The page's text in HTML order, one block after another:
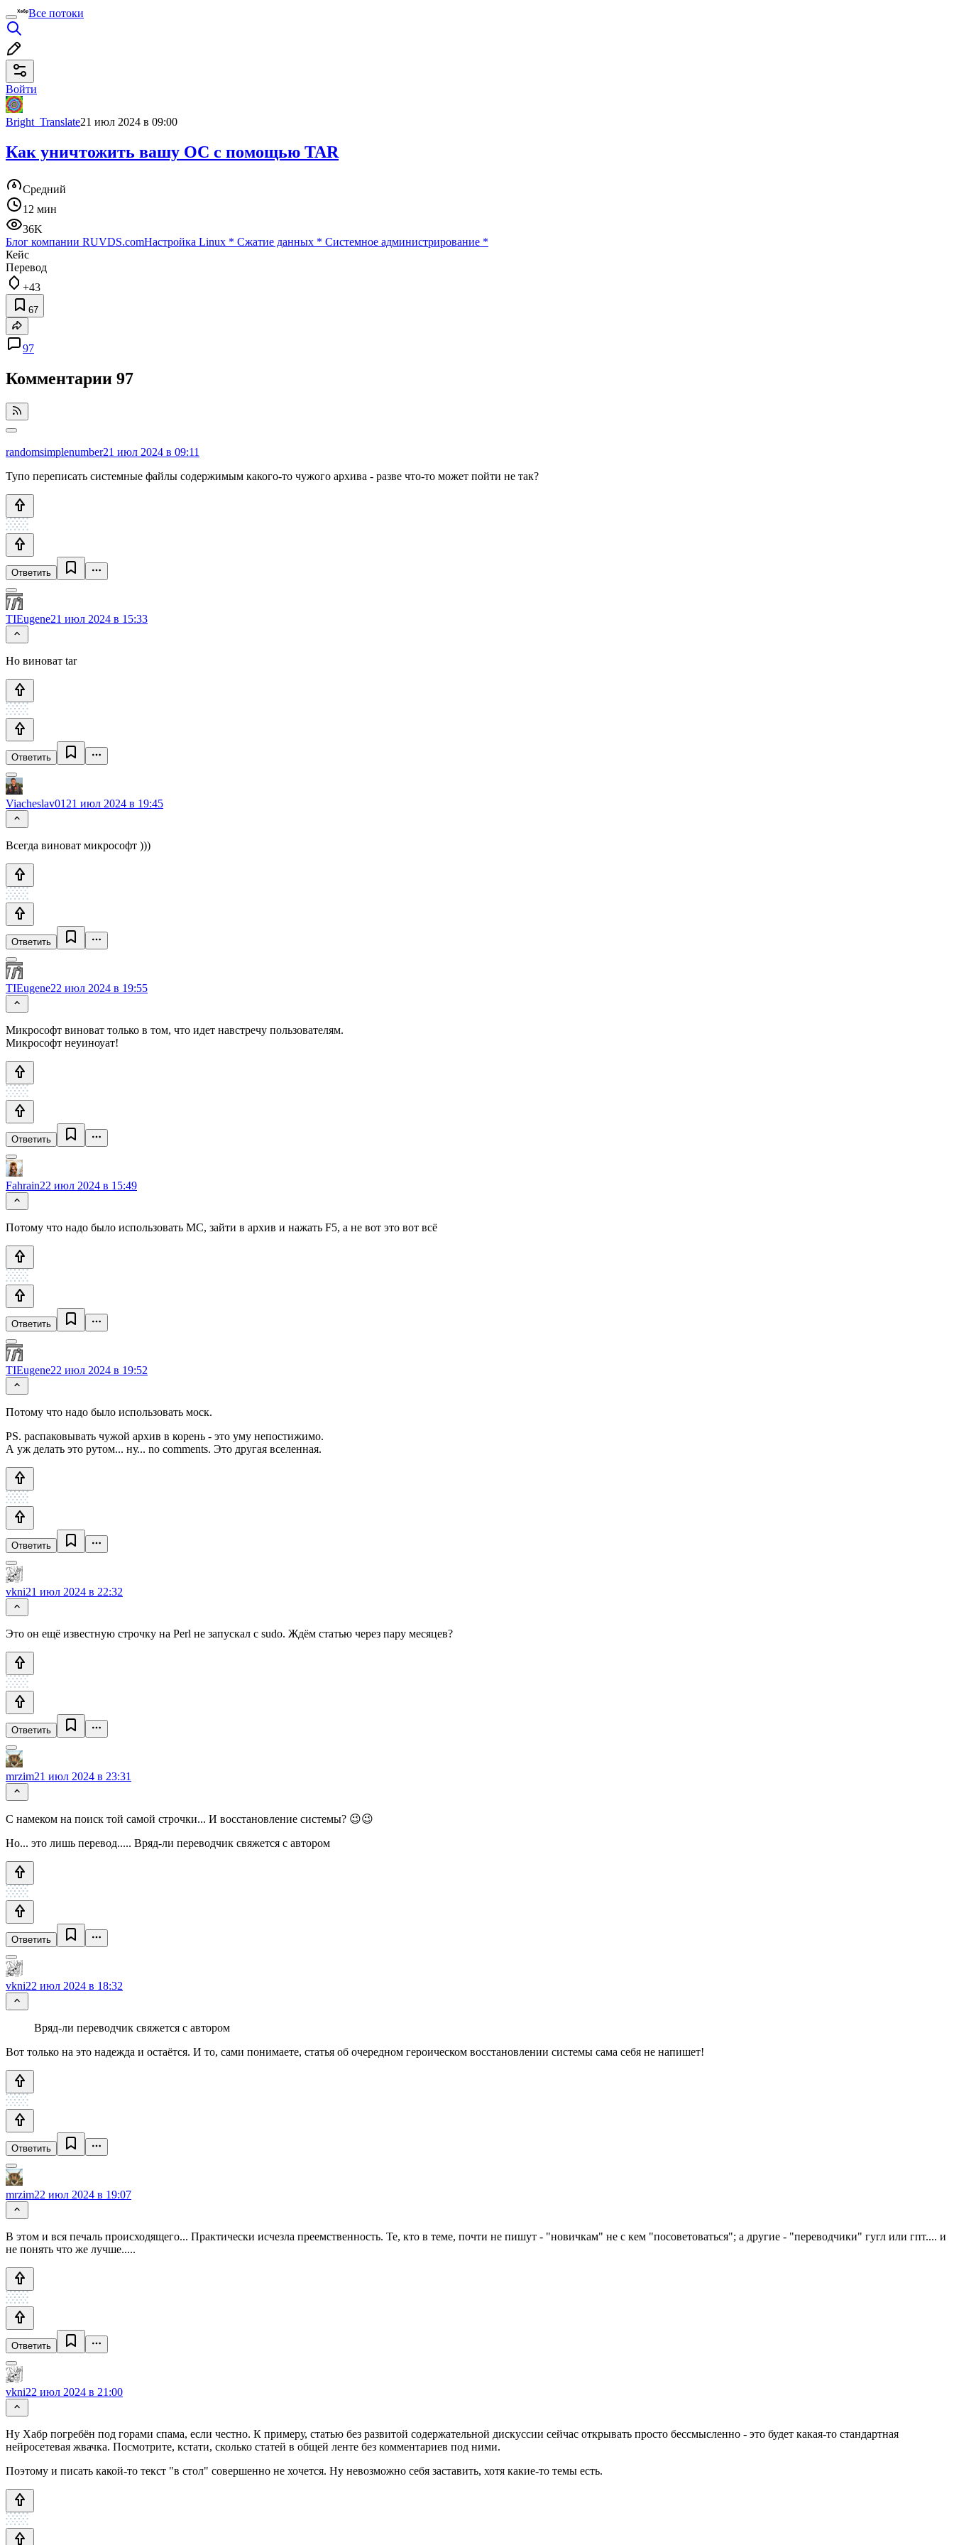
Все потоки
Войти
Bright_Translate21 июл 2024 в 09:00
Как уничтожить вашу ОС с помощью TAR
Средний
12 мин
36K
Блог компании RUVDS.comНастройка Linux * Сжатие данных * Системное администрирование *
Кейс
Перевод
+43
67
97
Комментарии 97
randomsimplenumber21 июл 2024 в 09:11
Тупо переписать системные файлы содержимым какого-то чужого архива - разве что-то может пойти не так?
Ответить
TIEugene21 июл 2024 в 15:33
Но виноват tar
Ответить
Viacheslav01 21 июл 2024 в 19:45
Всегда виноват микрософт )))
Ответить
TIEugene22 июл 2024 в 19:55
Микрософт виноват только в том, что идет навстречу пользователям.
Микрософт неуиноуат!
Ответить
Fahrain22 июл 2024 в 15:49
Потому что надо было использовать MC, зайти в архив и нажать F5, а не вот это вот всё
Ответить
TIEugene22 июл 2024 в 19:52
Потому что надо было использовать моск.
PS. распаковывать чужой архив в корень - это уму непостижимо.
А уж делать это рутом... ну... no comments. Это другая вселенная.
Ответить
vkni21 июл 2024 в 22:32
Это он ещё известную строчку на Perl не запускал с sudo. Ждём статью через пару месяцев?
Ответить
mrzim21 июл 2024 в 23:31
С намеком на поиск той самой строчки... И восстановление системы? 😉😉
Но... это лишь перевод..... Вряд-ли переводчик свяжется с автором
Ответить
vkni22 июл 2024 в 18:32
Вряд-ли переводчик свяжется с автором
Вот только на это надежда и остаётся. И то, сами понимаете, статья об очередном героическом восстановлении системы сама себя не напишет!
Ответить
mrzim22 июл 2024 в 19:07
В этом и вся печаль происходящего... Практически исчезла преемственность. Те, кто в теме, почти не пишут - "новичкам" не с кем "посоветоваться"; а другие - "переводчики" гугл или гпт.... и
не понять что же лучше.....
Ответить
vkni22 июл 2024 в 21:00
Ну Хабр погребён под горами спама, если честно. К примеру, статью без развитой содержательной дискуссии сейчас открывать просто бессмысленно - это будет какая-то стандартная
нейросетевая жвачка. Посмотрите, кстати, сколько статей в общей ленте без комментариев под ними.
Поэтому и писать какой-то текст "в стол" совершенно не хочется. Ну невозможно себя заставить, хотя какие-то темы есть.